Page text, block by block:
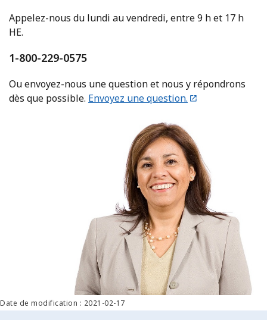
Appelez-nous du lundi au vendredi, entre 9 h et 17 h
HE.
1-800-229-0575
Ou envoyez-nous une question et nous y répondrons
dès que possible. Envoyez une question.
Date de modification : 2021-02-17